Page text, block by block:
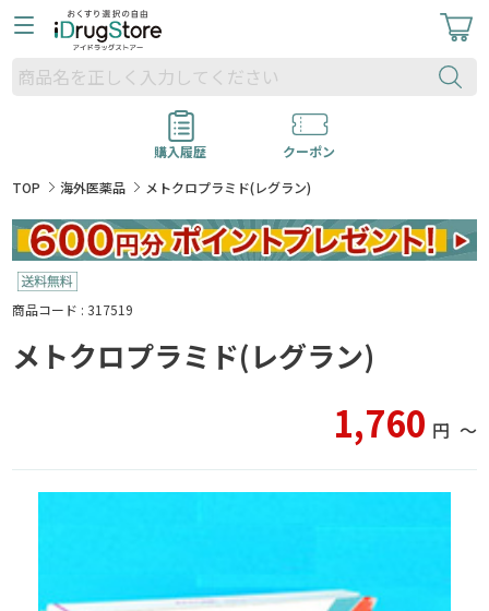
購入履歴
クーポン
TOP
海外医薬品 メトクロプラミド(レグラン)
商品コード : 317519
メトクロプラミド(レグラン)
1,760 円 〜